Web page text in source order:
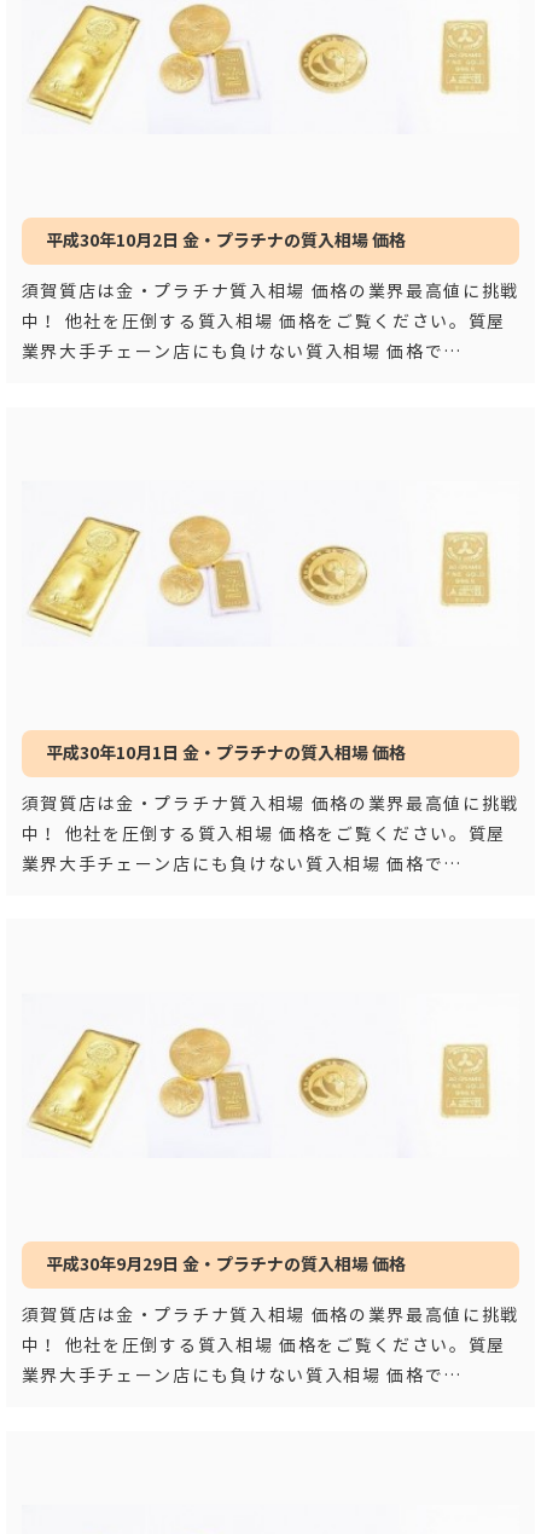
平成30年10月2日 金・プラチナの質入相場 価格
須賀質店は金・プラチナ質入相場 価格の業界最高値に挑戦
中！ 他社を圧倒する質入相場 価格をご覧ください。質屋
業界大手チェーン店にも負けない質入相場 価格で
平成30年10月1日 金・プラチナの質入相場 価格
須賀質店は金・プラチナ質入相場 価格の業界最高値に挑戦
中！ 他社を圧倒する質入相場 価格をご覧ください。質屋
業界大手チェーン店にも負けない質入相場 価格で
平成30年9月29日 金・プラチナの質入相場 価格
須賀質店は金・プラチナ質入相場 価格の業界最高値に挑戦
中！ 他社を圧倒する質入相場 価格をご覧ください。質屋
業界大手チェーン店にも負けない質入相場 価格で